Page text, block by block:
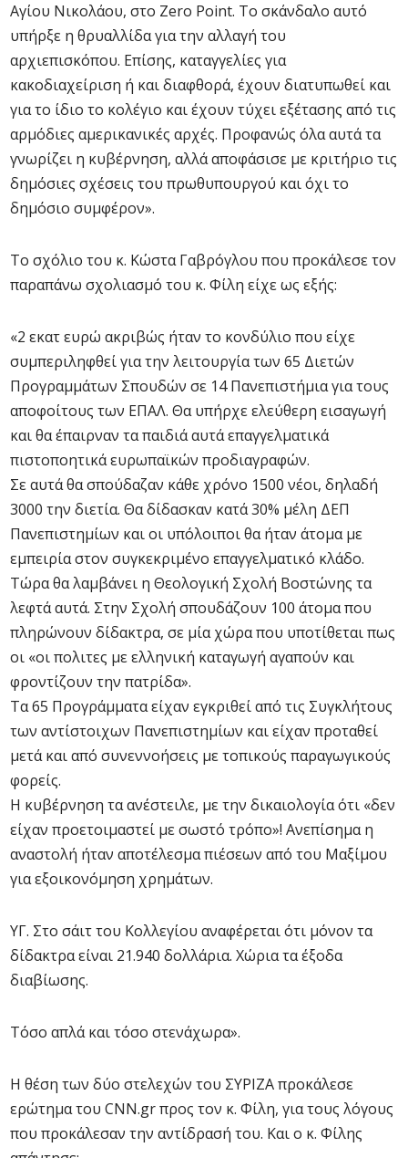
Αγίου Νικολάου, στο Zero Point. Το σκάνδαλο αυτό
υπήρξε η θρυαλλίδα για την αλλαγή του
αρχιεπισκόπου. Επίσης, καταγγελίες για
κακοδιαχείριση ή και διαφθορά, έχουν διατυπωθεί και
για το ίδιο το κολέγιο και έχουν τύχει εξέτασης από τις
αρμόδιες αμερικανικές αρχές. Προφανώς όλα αυτά τα
γνωρίζει η κυβέρνηση, αλλά αποφάσισε με κριτήριο τις
δημόσιες σχέσεις του πρωθυπουργού και όχι το
δημόσιο συμφέρον».
Το σχόλιο του κ. Κώστα Γαβρόγλου που προκάλεσε τον
παραπάνω σχολιασμό του κ. Φίλη είχε ως εξής:
«2 εκατ ευρώ ακριβώς ήταν το κονδύλιο που είχε
συμπεριληφθεί για την λειτουργία των 65 Διετών
Προγραμμάτων Σπουδών σε 14 Πανεπιστήμια για τους
αποφοίτους των ΕΠΑΛ. Θα υπήρχε ελεύθερη εισαγωγή
και θα έπαιρναν τα παιδιά αυτά επαγγελματικά
πιστοποητικά ευρωπαϊκών προδιαγραφών.
Σε αυτά θα σπούδαζαν κάθε χρόνο 1500 νέοι, δηλαδή
3000 την διετία. Θα δίδασκαν κατά 30% μέλη ΔΕΠ
Πανεπιστημίων και οι υπόλοιποι θα ήταν άτομα με
εμπειρία στον συγκεκριμένο επαγγελματικό κλάδο.
Τώρα θα λαμβάνει η Θεολογική Σχολή Βοστώνης τα
λεφτά αυτά. Στην Σχολή σπουδάζουν 100 άτομα που
πληρώνουν δίδακτρα, σε μία χώρα που υποτίθεται πως
οι «οι πολιτες με ελληνική καταγωγή αγαπούν και
φροντίζουν την πατρίδα».
Τα 65 Προγράμματα είχαν εγκριθεί από τις Συγκλήτους
των αντίστοιχων Πανεπιστημίων και είχαν προταθεί
μετά και από συνεννοήσεις με τοπικούς παραγωγικούς
φορείς.
Η κυβέρνηση τα ανέστειλε, με την δικαιολογία ότι «δεν
είχαν προετοιμαστεί με σωστό τρόπο»! Ανεπίσημα η
αναστολή ήταν αποτέλεσμα πιέσεων από του Μαξίμου
για εξοικονόμηση χρημάτων.
ΥΓ. Στο σάιτ του Κολλεγίου αναφέρεται ότι μόνον τα
δίδακτρα είναι 21.940 δολλάρια. Χώρια τα έξοδα
διαβίωσης.
Τόσο απλά και τόσο στενάχωρα».
Η θέση των δύο στελεχών του ΣΥΡΙΖΑ προκάλεσε
ερώτημα του CNN.gr προς τον κ. Φίλη, για τους λόγους
που προκάλεσαν την αντίδρασή του. Και ο κ. Φίλης